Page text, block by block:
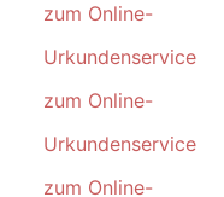
zum Online-
Urkundenservice
zum Online-
Urkundenservice
zum Online-